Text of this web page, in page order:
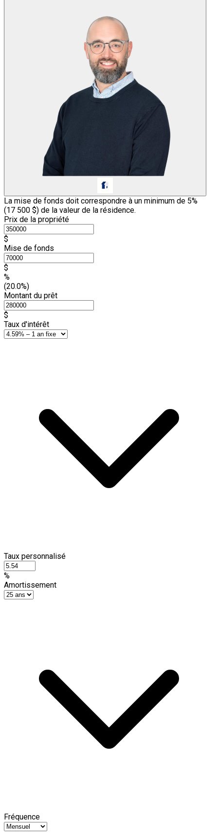
La mise de fonds doit correspondre à un minimum de 5%
(17 500 $) de la valeur de la résidence.
Prix de la propriété
$
Mise de fonds
$
%
(20.0%)
Montant du prêt
$
Taux d'intérêt
Taux personnalisé
%
Amortissement
Fréquence